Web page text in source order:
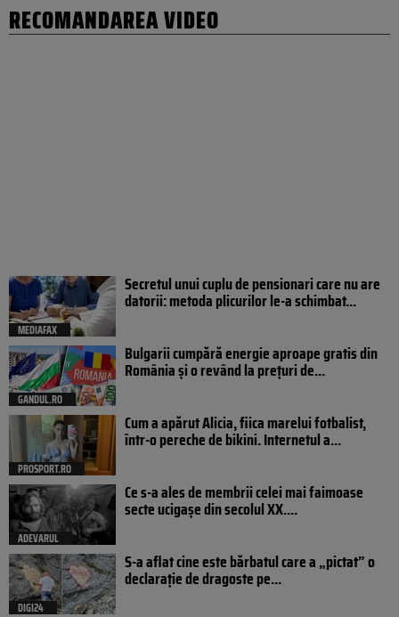
RECOMANDAREA VIDEO
MEDIAFAX
Secretul unui cuplu de pensionari care nu are
datorii: metoda plicurilor le-a schimbat...
GANDUL.RO
Bulgarii cumpără energie aproape gratis din
România și o revând la prețuri de...
PROSPORT.RO
Cum a apărut Alicia, fiica marelui fotbalist,
într-o pereche de bikini. Internetul a...
ADEVARUL
Ce s-a ales de membrii celei mai faimoase
secte ucigașe din secolul XX....
DIGI24
S-a aflat cine este bărbatul care a „pictat” o
declarație de dragoste pe...